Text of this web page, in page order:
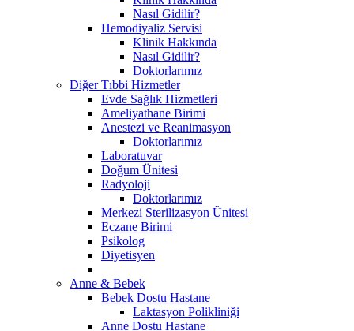
Nasıl Gidilir?
Hemodiyaliz Servisi
Klinik Hakkında
Nasıl Gidilir?
Doktorlarımız
Diğer Tıbbi Hizmetler
Evde Sağlık Hizmetleri
Ameliyathane Birimi
Anestezi ve Reanimasyon
Doktorlarımız
Laboratuvar
Doğum Ünitesi
Radyoloji
Doktorlarımız
Merkezi Sterilizasyon Ünitesi
Eczane Birimi
Psikolog
Diyetisyen
Anne & Bebek
Bebek Dostu Hastane
Laktasyon Polikliniği
Anne Dostu Hastane